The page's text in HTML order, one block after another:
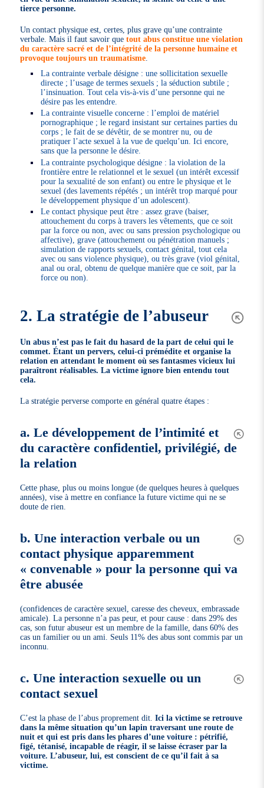
tierce personne.
Un contact physique est, certes, plus grave qu’une contrainte
verbale. Mais il faut savoir quetout abus constitue une violation
du caractère sacré et de l’intégrité de la personne humaine et
provoque toujours un traumatisme
La contrainte verbale désigne : une sollicitation sexuelle
directe ; l’usage de termes sexuels ; la séduction subtile ;
l’insinuation. Tout cela vis-à-vis d’une personne qui ne
désire pas les entendre.
La contrainte visuelle concerne : l’emploi de matériel
pornographique ; le regard insistant sur certaines parties du
corps ; le fait de se dévêtir, de se montrer nu, ou de
pratiquer l’acte sexuel à la vue de quelqu’un. Ici encore,
sans que la personne le désire.
La contrainte psychologique désigne : la violation de la
frontière entre le relationnel et le sexuel (un intérêt excessif
pour la sexualité de son enfant) ou entre le physique et le
sexuel (des lavements répétés ; un intérêt trop marqué pour
le développement physique d’un adolescent).
Le contact physique peut être : assez grave (baiser,
attouchement du corps à travers les vêtements, que ce soit
par la force ou non, avec ou sans pression psychologique ou
affective), grave (attouchement ou pénétration manuels ;
simulation de rapports sexuels, contact génital, tout cela
avec ou sans violence physique), ou très grave (viol génital,
anal ou oral, obtenu de quelque manière que ce soit, par la
force ou non).
2. La stratégie de l’abuseur
Un abus n’est pas le fait du hasard de la part de celui qui le
commet. Étant un pervers, celui-ci prémédite et organise la
relation en attendant le moment où ses fantasmes vicieux lui
paraîtront réalisables. La victime ignore bien entendu tout
cela.
La stratégie perverse comporte en général quatre étapes :
a. Le développement de l’intimité et
du caractère confidentiel, privilégié, de
la relation
Cette phase, plus ou moins longue (de quelques heures à quelques
années), vise à mettre en confiance la future victime qui ne se
doute de rien.
b. Une interaction verbale ou un
contact physique apparemment
« convenable » pour la personne qui va
être abusée
(confidences de caractère sexuel, caresse des cheveux, embrassade
amicale). La personne n’a pas peur, et pour cause : dans 29% des
cas, son futur abuseur est un membre de la famille, dans 60% des
cas un familier ou un ami. Seuls 11% des abus sont commis par un
inconnu.
c. Une interaction sexuelle ou un
contact sexuel
C’est la phase de l’abus proprement dit.Ici la victime se retrouve
dans la même situation qu’un lapin traversant une route de
nuit et qui est pris dans les phares d’une voiture : pétrifié,
figé, tétanisé, incapable de réagir, il se laisse écraser par la
voiture. L’abuseur, lui, est conscient de ce qu’il fait à sa
victime.